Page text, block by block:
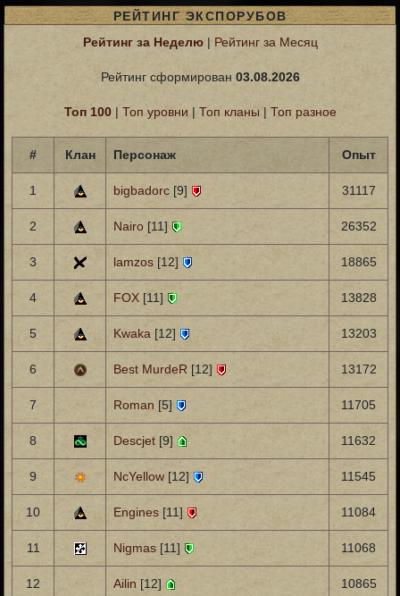
РЕЙТИНГ ЭКСПОРУБОВ
Рейтинг за Неделю| Рейтинг за Месяц
Рейтинг сформирован 03.08.2026
Топ 100| Топ уровни | Топ кланы | Топ разное
# Клан Персонаж Опыт
1 bigbadorc [9] 31117
2 Nairo [11] 26352
3 lamzos [12] 18865
4 FOX [11] 13828
5 Kwaka [12] 13203
6 Best MurdeR [12] 13172
7 Roman [5] 11705
8 Descjet [9] 11632
9 NcYellow [12] 11545
10 Engines [11] 11084
11 Nigmas [11] 11068
12 Ailin [12] 10865